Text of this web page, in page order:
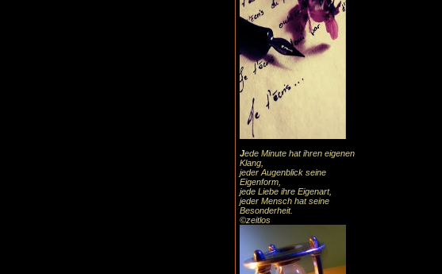
Jede Minute hat ihren eigenen
Klang,
jeder Augenblick seine
Eigenform,
jede Liebe ihre Eigenart,
jeder Mensch hat seine
Besonderheit.
©zeitlos